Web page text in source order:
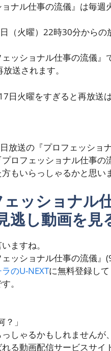
ョナル仕事の流儀』は毎
（火曜）22時30分からの
ッショナル仕事の流儀』
送されます。
日火曜をすぎると再放送
放送の『プロフェッショ
プロフェッショナル仕事
もいらっしゃるかと思い
ェッショナル
逃し動画を見
ますね。
ッショナル仕事の流儀』
のU-NEXTに無料登録して
。
？」
しゃるかもしれませんが
る動画配信サービスサイ